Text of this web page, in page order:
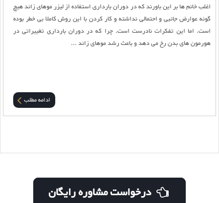
اغلب خانم ها بر این باورند که در دوران بارداری استفاده از لیزر موهای زائد هیچ
گونه عوارض جانبی و احتمالی نداشته و کار کردن با این روش کاملا بی خطر بوده
است. اما این تفکرات نادرست است. چرا که در دوران بارداری تغییراتی در
هورمون های بدن رخ می دهد و باعث رشد موهای زائد ...
ادامه مطلب
درخواست مشاوره رایگان